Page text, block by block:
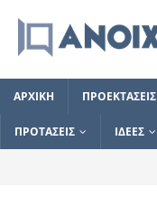
ΑΡΧΙΚΗ ΠΡΟΕΚΤΑΣΕΙΣ
ΠΡΟΤΑΣΕΙΣ ΙΔΕΕΣ